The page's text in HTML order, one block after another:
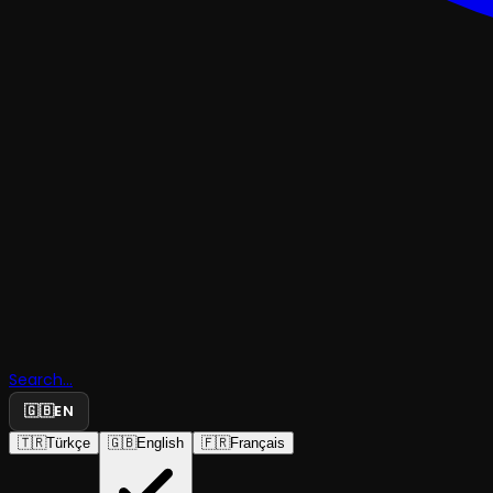
Search...
🇬🇧EN
🇹🇷Türkçe 🇬🇧English 🇫🇷Français
Madonna